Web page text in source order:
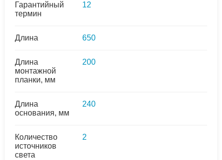
Гарантийный
термин
12
Длина 650
Длина
монтажной
планки, мм
200
Длина
основания, мм
240
Количество
источников
света
2